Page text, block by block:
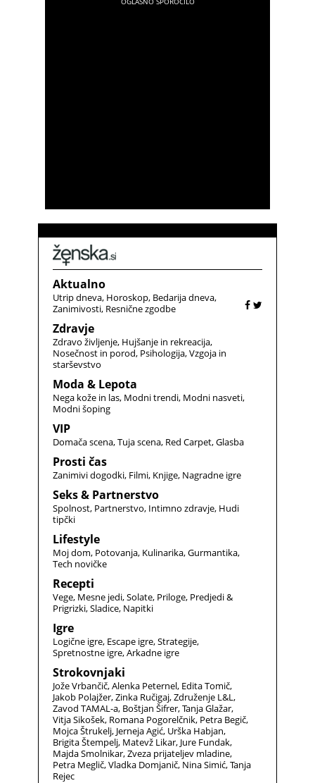
Aktualno
Utrip dneva Horoskop Bedarija dneva
Zanimivosti Resnične zgodbe
Zdravje
Zdravo življenje Hujšanje in rekreacija
Nosečnost in porod Psihologija Vzgoja in
starševstvo
Moda & Lepota
Nega kože in las Modni trendi Modni nasveti
Modni šoping
VIP
Domača scena Tuja scena Red Carpet Glasba
Prosti čas
Zanimivi dogodki Filmi Knjige Nagradne igre
Seks & Partnerstvo
Spolnost Partnerstvo Intimno zdravje Hudi
tipčki
Lifestyle
Moj dom Potovanja Kulinarika Gurmantika
Tech novičke
Recepti
Vege Mesne jedi Solate Priloge Predjedi &
Prigrizki Sladice Napitki
Igre
Logične igre Escape igre Strategije
Spretnostne igre Arkadne igre
Strokovnjaki
Jože Vrbančič Alenka Peternel Edita Tomič
Jakob Polajžer Zinka Ručigaj Združenje L&L
Zavod TAMAL-a Boštjan Šifrer Tanja Glažar
Vitja Sikošek Romana Pogorelčnik Petra Begič
Mojca Štrukelj Jerneja Agić Urška Habjan
Brigita Štempelj Matevž Likar Jure Fundak
Majda Smolnikar Zveza prijateljev mladine
Petra Meglič Vladka Domjanič Nina Simić Tanja
Rejec